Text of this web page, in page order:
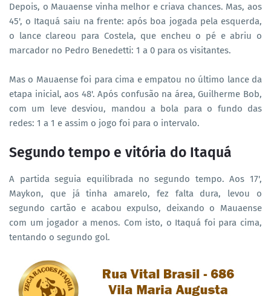
Depois, o Mauaense vinha melhor e criava chances. Mas, aos
45', o Itaquá saiu na frente: após boa jogada pela esquerda,
o lance clareou para Costela, que encheu o pé e abriu o
marcador no Pedro Benedetti: 1 a 0 para os visitantes.
Mas o Mauaense foi para cima e empatou no último lance da
etapa inicial, aos 48'. Após confusão na área, Guilherme Bob,
com um leve desviou, mandou a bola para o fundo das
redes: 1 a 1 e assim o jogo foi para o intervalo.
Segundo tempo e vitória do Itaquá
A partida seguia equilibrada no segundo tempo. Aos 17',
Maykon, que já tinha amarelo, fez falta dura, levou o
segundo cartão e acabou expulso, deixando o Mauaense
com um jogador a menos. Com isto, o Itaquá foi para cima,
tentando o segundo gol.